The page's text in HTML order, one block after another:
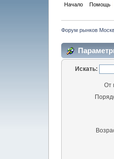
Начало Помощь
Форум рынков
Искать:
От